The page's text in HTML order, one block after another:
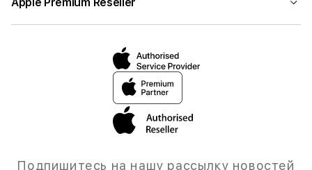
Подпишитесь на нашу рассылку новостей